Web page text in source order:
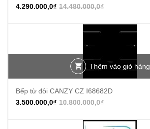
14.480.000,0₫
4.290.000,0₫
Thêm vào giỏ hàng
Bếp từ đôi CANZY CZ I68682D
10.800.000,0₫
3.500.000,0₫